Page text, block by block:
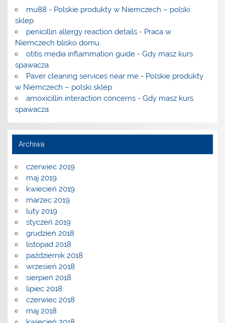
mu88 - Polskie produkty w Niemczech – polski
sklep
penicillin allergy reaction details- Praca w
Niemczech blisko domu.
otitis media inflammation guide- Gdy masz kurs
spawacza
Paver cleaning services near me- Polskie produkty
w Niemczech – polski sklep
amoxicillin interaction concerns- Gdy masz kurs
spawacza
Archiwa
czerwiec 2019
maj 2019
kwiecień 2019
marzec 2019
luty 2019
styczeń 2019
grudzień 2018
listopad 2018
październik 2018
wrzesień 2018
sierpień 2018
lipiec 2018
czerwiec 2018
maj 2018